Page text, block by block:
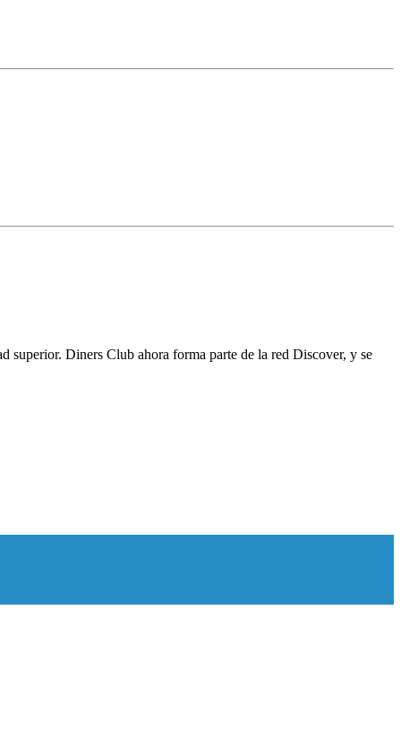
superior. Diners Club ahora forma parte de la red Discover, y se